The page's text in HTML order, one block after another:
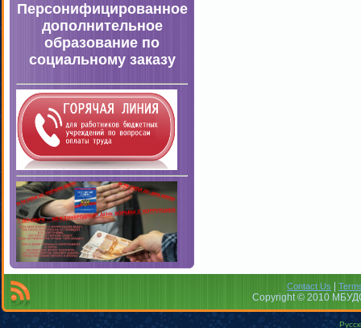
Персонифицированное
дополнительное
образование по
социальному заказу
Contact Us
Copyright © 2010